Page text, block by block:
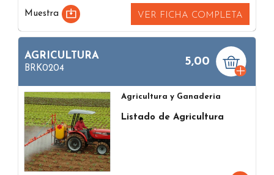
Muestra VER FICHA COMPLETA
AGRICULTURA
BRK0204
5,00
Agricultura y Ganaderia
Listado de Agricultura